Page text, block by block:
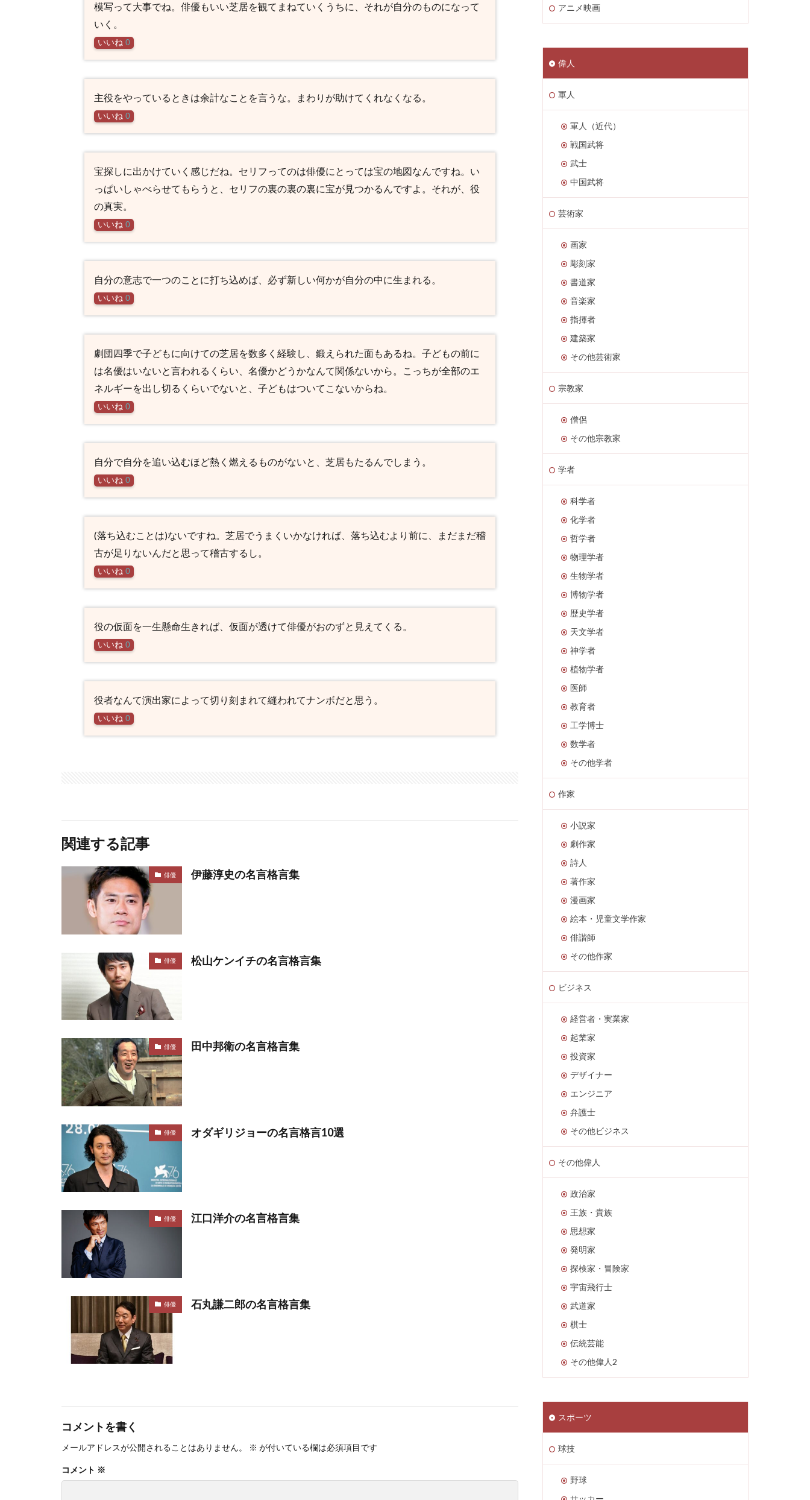
模写って大事でね。俳優もいい芝居を観てまねていくうちに、それが自分のものになって
いく。
いいね 0
主役をやっているときは余計なことを言うな。まわりが助けてくれなくなる。
いいね 0
宝探しに出かけていく感じだね。セリフってのは俳優にとっては宝の地図なんですね。い
っぱいしゃべらせてもらうと、セリフの裏の裏の裏に宝が見つかるんですよ。それが、役
の真実。
いいね 0
自分の意志で一つのことに打ち込めば、必ず新しい何かが自分の中に生まれる。
いいね 0
劇団四季で子どもに向けての芝居を数多く経験し、鍛えられた面もあるね。子どもの前に
は名優はいないと言われるくらい、名優かどうかなんて関係ないから。こっちが全部のエ
ネルギーを出し切るくらいでないと、子どもはついてこないからね。
いいね 0
自分で自分を追い込むほど熱く燃えるものがないと、芝居もたるんでしまう。
いいね 0
(落ち込むことは)ないですね。芝居でうまくいかなければ、落ち込むより前に、まだまだ稽
古が足りないんだと思って稽古するし。
いいね 0
役の仮面を一生懸命生きれば、仮面が透けて俳優がおのずと見えてくる。
いいね 0
役者なんて演出家によって切り刻まれて縫われてナンボだと思う。
いいね 0
関連する記事
俳優 伊藤淳史の名言格言集
俳優 松山ケンイチの名言格言集
俳優 田中邦衛の名言格言集
俳優 オダギリジョーの名言格言10選
俳優 江口洋介の名言格言集
俳優 石丸謙二郎の名言格言集
コメントを書く
メールアドレスが公開されることはありません。 ※ が付いている欄は必須項目です
コメント ※
アニメ映画
偉人
軍人
軍人（近代）
戦国武将
武士
中国武将
芸術家
画家
彫刻家
書道家
音楽家
指揮者
建築家
その他芸術家
宗教家
僧侶
その他宗教家
学者
科学者
化学者
哲学者
物理学者
生物学者
博物学者
歴史学者
天文学者
神学者
植物学者
医師
教育者
工学博士
数学者
その他学者
作家
小説家
劇作家
詩人
著作家
漫画家
絵本・児童文学作家
俳諧師
その他作家
ビジネス
経営者・実業家
起業家
投資家
デザイナー
エンジニア
弁護士
その他ビジネス
その他偉人
政治家
王族・貴族
思想家
発明家
探検家・冒険家
宇宙飛行士
武道家
棋士
伝統芸能
その他偉人2
スポーツ
球技
野球